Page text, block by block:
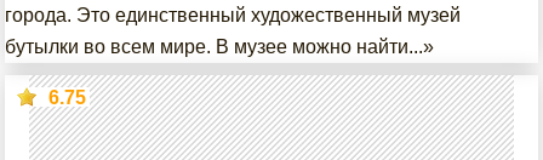
города. Это единственный художественный музей
бутылки во всем мире. В музее можно найти...»
6.75